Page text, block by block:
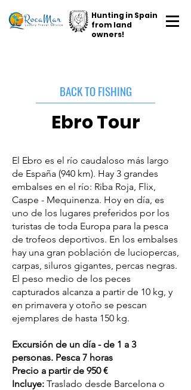
Hunting in Spain
from land
owners!
BACK TO FISHING
Ebro Tour
El Ebro es el río caudaloso más largo
de España (940 km). Hay 3 grandes
embalses en el río: Riba Roja, Flix,
Caspe - Mequinenza. Hoy en día, es
uno de los lugares preferidos por los
turistas de toda Europa para la pesca
de trofeos deportivos. En los embalses
hay una gran población de luciopercas,
carpas, siluros gigantes, percas negras.
El peso medio de los peces
capturados alcanza a partir de 10 kg, y
en primavera y otoño se pescan
ejemplares de hasta 150 kg.
Excursión de un día - de 1 a 3
personas. Pesca 7 horas
Precio a partir de 950 €
Incluye: Traslado desde Barcelona o